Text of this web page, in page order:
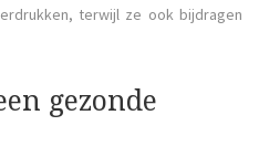
terwijl ze ook bijdragen
gezonde